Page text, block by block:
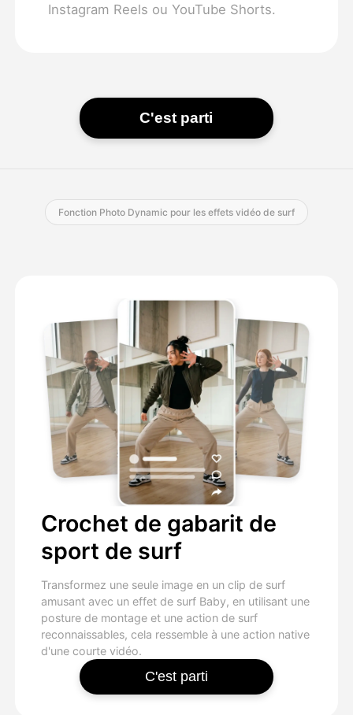
Instagram Reels ou YouTube Shorts.
C'est parti
Fonction Photo Dynamic pour les effets vidéo de surf
Crochet de gabarit de
sport de surf
Transformez une seule image en un clip de surf
amusant avec un effet de surf Baby, en utilisant une
posture de montage et une action de surf
reconnaissables, cela ressemble à une action native
d'une courte vidéo.
C'est parti